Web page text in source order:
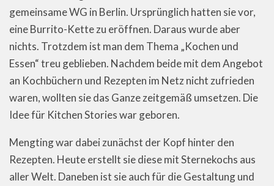
gemeinsame WG in Berlin. Ursprünglich hatten sie vor,
eine Burrito-Kette zu eröffnen. Daraus wurde aber
nichts. Trotzdem ist man dem Thema „Kochen und
Essen“ treu geblieben. Nachdem beide mit dem Angebot
an Kochbüchern und Rezepten im Netz nicht zufrieden
waren, wollten sie das Ganze zeitgemäß umsetzen. Die
Idee für Kitchen Stories war geboren.
Mengting war dabei zunächst der Kopf hinter den
Rezepten. Heute erstellt sie diese mit Sternekochs aus
aller Welt. Daneben ist sie auch für die Gestaltung und